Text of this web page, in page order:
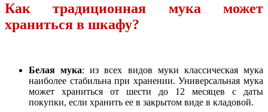
Как традиционная мука может
храниться в шкафу?
Белая мука: из всех видов муки классическая мука
наиболее стабильна при хранении. Универсальная мука
может храниться от шести до 12 месяцев с даты
покупки, если хранить ее в закрытом виде в кладовой.